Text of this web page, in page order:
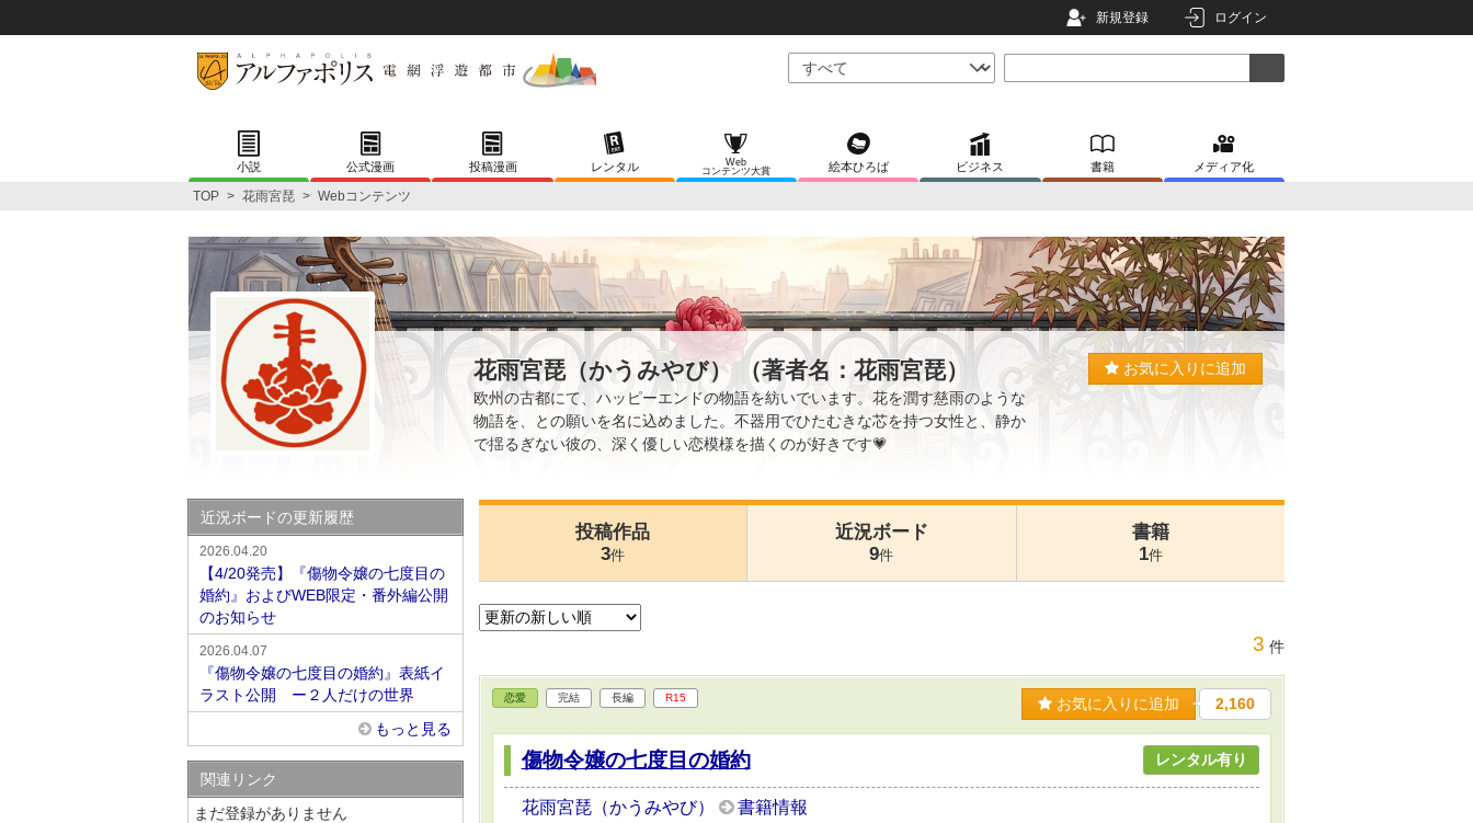
新規登録 ログイン
小説 公式漫画 投稿漫画 レンタル
Web
コンテンツ大賞
絵本ひろば ビジネス 書籍 メディア化
TOP > 花雨宮琵 > Webコンテンツ
花雨宮琵（かうみやび） （著者名：花雨宮琵）
欧州の古都にて、ハッピーエンドの物語を紡いでいます。花を潤す慈雨のような
物語を、との願いを名に込めました。不器用でひたむきな芯を持つ女性と、静か
で揺るぎない彼の、深く優しい恋模様を描くのが好きです💗
お気に入りに追加
投稿作品
3件
近況ボード
9件
書籍
1件
3 件
恋愛 完結 長編 R15 お気に入りに追加 2,160
傷物令嬢の七度目の婚約 レンタル有り
花雨宮琵（かうみやび） 書籍情報
近況ボードの更新履歴
2026.04.20
【4/20発売】『傷物令嬢の七度目の
婚約』およびWEB限定・番外編公開
のお知らせ
2026.04.07
『傷物令嬢の七度目の婚約』表紙イ
ラスト公開 ー２人だけの世界
もっと見る
関連リンク
まだ登録がありません